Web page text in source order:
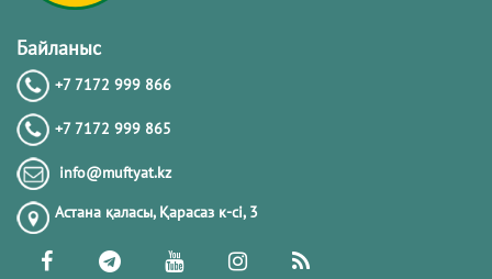
Байланыс
+7 7172 999 866
+7 7172 999 865
info@muftyat.kz
Астана қаласы, Қарасаз к-сi, 3